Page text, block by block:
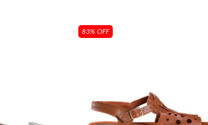
83% OFF